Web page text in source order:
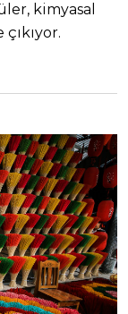
kimyasal